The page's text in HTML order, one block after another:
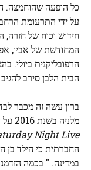
כל הופעה שהוחמצה.
על ידי התרעומת
חידוש וכוח של
המחודשת של אביו,
הרפובליקנית ביולי.
הבית הלבן סירב
ברון עשה זה מכבר
מלניה בשנת 2016 על השערה שהוא אוטיסט, ובשנה שלאחר מכן, א
Night Live
החברתית כי הילד בן
במדינה. " בכמה